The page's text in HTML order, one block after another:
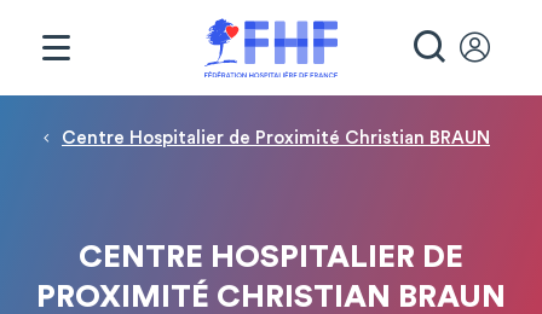
Fil d'Ariane
Centre Hospitalier de Proximité Christian BRAUN
CENTRE HOSPITALIER DE
PROXIMITÉ CHRISTIAN BRAUN
Panneau de gestion des cookies